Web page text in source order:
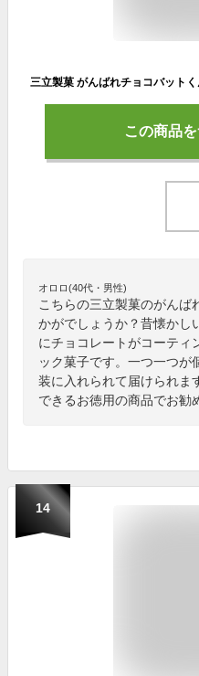
この商品
オロロ(40代・男性)
こちらの三立製菓のがんば
かがでしょうか？昔懐かし
にチョコレートがコーティ
ック菓子です。一つ一つが
装に入れられて届けられま
できるお徳用の商品でお勧
14